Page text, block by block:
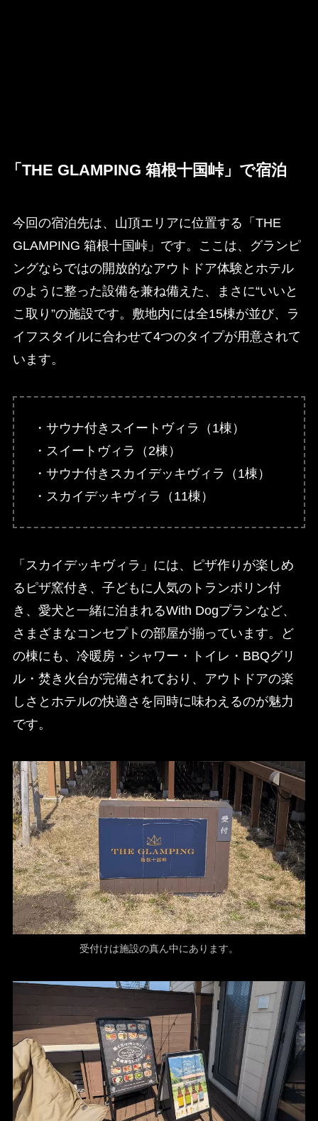
「THE GLAMPING 箱根十国峠」で宿泊
今回の宿泊先は、山頂エリアに位置する「THE
GLAMPING 箱根十国峠」です。ここは、グランピ
ングならではの開放的なアウトドア体験とホテル
のように整った設備を兼ね備えた、まさに“いいと
こ取り”の施設です。敷地内には全15棟が並び、ラ
イフスタイルに合わせて4つのタイプが用意されて
います。
・サウナ付きスイートヴィラ（1棟）
・スイートヴィラ（2棟）
・サウナ付きスカイデッキヴィラ（1棟）
・スカイデッキヴィラ（11棟）
「スカイデッキヴィラ」には、ピザ作りが楽しめ
るピザ窯付き、子どもに人気のトランポリン付
き、愛犬と一緒に泊まれるWith Dogプランなど、
さまざまなコンセプトの部屋が揃っています。ど
の棟にも、冷暖房・シャワー・トイレ・BBQグリ
ル・焚き火台が完備されており、アウトドアの楽
しさとホテルの快適さを同時に味わえるのが魅力
です。
受付けは施設の真ん中にあります。